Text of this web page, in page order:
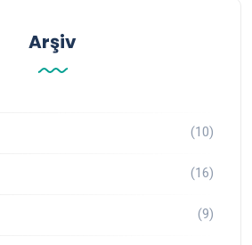
Arşiv
(10)
(16)
(9)